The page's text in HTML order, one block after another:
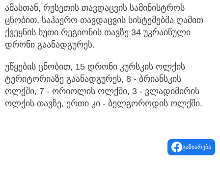
ამასთან, რუსეთის თავდაცვის სამინისტროს
ცნობით, საჰაერო თავდაცვის სისტემებმა ღამით
ქვეყნის ხუთი რეგიონის თავზე 34 უკრაინული
დრონი გაანადგურეს.
უწყების ცნობით, 15 დრონი კურსკის ოლქის
ტერიტორიაზე გაანადგურეს, 8 - ბრიანსკის
ოლქში, 7 - ორიოლის ოლქში, 3 - ვლადიმირის
ოლქის თავზე, ერთი კი - ბელგოროდის ოლქში.
გაზიარება